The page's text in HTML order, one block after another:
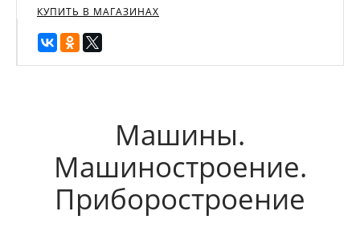
КУПИТЬ В МАГАЗИНАХ
Машины.
Машиностроение.
Приборостроение